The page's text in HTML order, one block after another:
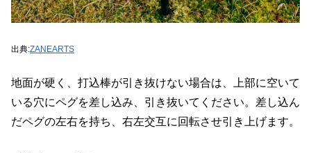
出典:ZANEARTS
地面が硬く、打込棒が引き抜けない場合は、上部に空いて
いる穴にペグを差し込み、引き抜いてください。差し込ん
だペグの左右を持ち、右左交互に回転させ引き上げます。